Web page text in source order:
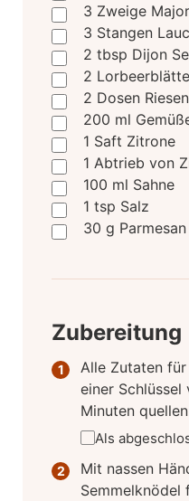
3 Zweige
3 Stangen
2 tbsp Dijon
2
2 Dosen
200 ml
1 Saft Zitrone
1 Abtrieb von
100 ml Sahne
1 tsp Salz
30 g Parmesan
Zubereitung
Alle Zutaten
einer Schlüssel
Minuten
Als
Mit nassen
Semmelknödel